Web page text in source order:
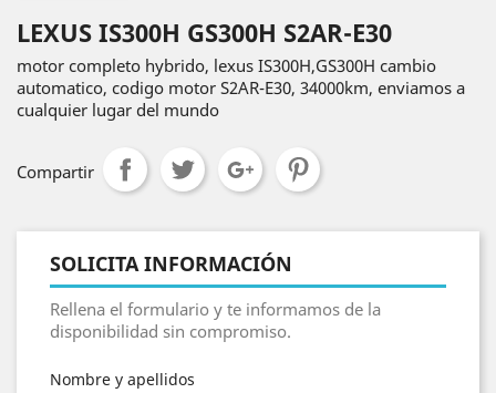
LEXUS IS300H GS300H S2AR-E30
motor completo hybrido, lexus IS300H,GS300H cambio
automatico, codigo motor S2AR-E30, 34000km, enviamos a
cualquier lugar del mundo
Compartir
SOLICITA INFORMACIÓN
Rellena el formulario y te informamos de la
disponibilidad sin compromiso.
Nombre y apellidos